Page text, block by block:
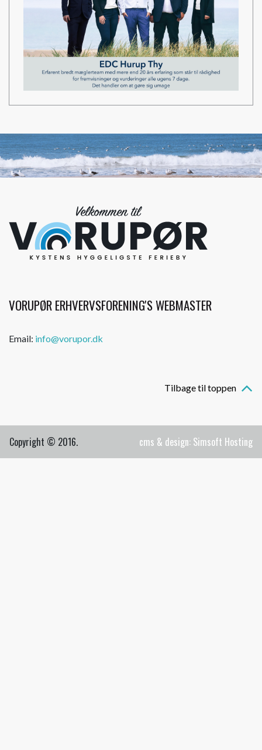
VORUPØR ERHVERVSFORENING'S WEBMASTER
Email: info@vorupor.dk
Tilbage til toppen
Copyright © 2016. cms & design: Simsoft Hosting